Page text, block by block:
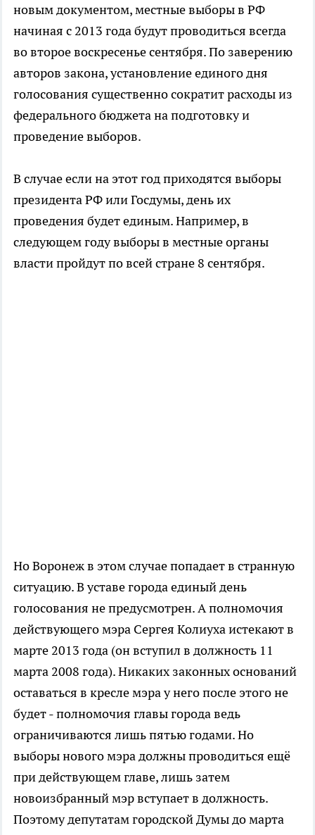
новым документом, местные выборы в РФ
начиная с 2013 года будут проводиться всегда
во второе воскресенье сентября. По заверению
авторов закона, установление единого дня
голосования существенно сократит расходы из
федерального бюджета на подготовку и
проведение выборов.
В случае если на этот год приходятся выборы
президента РФ или Госдумы, день их
проведения будет единым. Например, в
следующем году выборы в местные органы
власти пройдут по всей стране 8 сентября.
Но Воронеж в этом случае попадает в странную
ситуацию. В уставе города единый день
голосования не предусмотрен. А полномочия
действующего мэра Сергея Колиуха истекают в
марте 2013 года (он вступил в должность 11
марта 2008 года). Никаких законных оснований
оставаться в кресле мэра у него после этого не
будет - полномочия главы города ведь
ограничиваются лишь пятью годами. Но
выборы нового мэра должны проводиться ещё
при действующем главе, лишь затем
новоизбранный мэр вступает в должность.
Поэтому депутатам городской Думы до марта